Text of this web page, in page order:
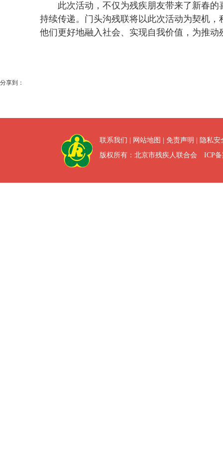
此次活动，不仅为残疾朋友带来了新春
持续传递。门头沟残联将以此次活动为契机
他们更好地融入社会、实现自我价值，为推
分享到：
联系我们 网站地图 免责声明
隐私
版权所有：北京市残疾人联合会 ICP